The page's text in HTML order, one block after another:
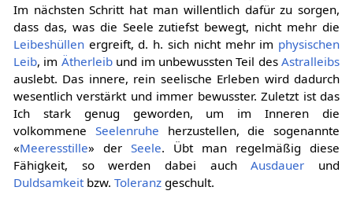
Im nächsten Schritt hat man willentlich dafür zu sorgen,
dass das, was die Seele zutiefst bewegt, nicht mehr die
Leibeshüllenergreift, d. h. sich nicht mehr im physischen
Leib, im Ätherleibund im unbewussten Teil desAstralleibs
auslebt. Das innere, rein seelische Erleben wird dadurch
wesentlich verstärkt und immer bewusster. Zuletzt ist das
Ich stark genug geworden, um im Inneren die
volkommene Seelenruhe herzustellen, die sogenannte
«Meeresstille» der Seele. Übt man regelmäßig diese
Fähigkeit, so werden dabei auchAusdauer und
Duldsamkeitbzw. Toleranzgeschult.